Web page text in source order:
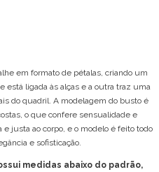
em formato de pétalas, criando um
está ligada às alças e a outra traz uma
do quadril. A modelagem do busto é
o que confere sensualidade e
justa ao corpo, e o modelo é feito todo
e sofisticação.
medidas abaixo do padrão,